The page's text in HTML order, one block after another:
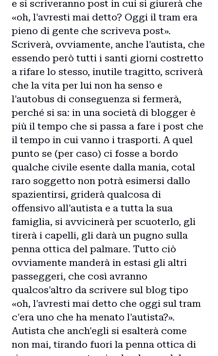
e si scriveranno post in cui si giurerà che
«oh, l'avresti mai detto? Oggi il tram era
pieno di gente che scriveva post».
Scriverà, ovviamente, anche l'autista, che
essendo però tutti i santi giorni costretto
a rifare lo stesso, inutile tragitto, scriverà
che la vita per lui non ha senso e
l'autobus di conseguenza si fermerà,
perché si sa: in una società di blogger è
più il tempo che si passa a fare i post che
il tempo in cui vanno i trasporti. A quel
punto se (per caso) ci fosse a bordo
qualche civile esente dalla mania, cotal
raro soggetto non potrà esimersi dallo
spazientirsi, griderà qualcosa di
offensivo all'autista e a tutta la sua
famiglia, si avvicinerà per scuoterlo, gli
tirerà i capelli, gli darà un pugno sulla
penna ottica del palmare. Tutto ciò
ovviamente manderà in estasi gli altri
passeggeri, che così avranno
qualcos'altro da scrivere sul blog tipo
«oh, l'avresti mai detto che oggi sul tram
c'era uno che ha menato l'autista?».
Autista che anch'egli si esalterà come
non mai, tirando fuori la penna ottica di